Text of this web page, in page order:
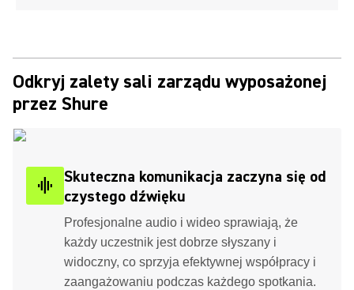
Odkryj zalety sali zarządu wyposażonej
przez Shure
graphic_eq
Skuteczna komunikacja zaczyna się od
czystego dźwięku
Profesjonalne audio i wideo sprawiają, że
każdy uczestnik jest dobrze słyszany i
widoczny, co sprzyja efektywnej współpracy i
zaangażowaniu podczas każdego spotkania.